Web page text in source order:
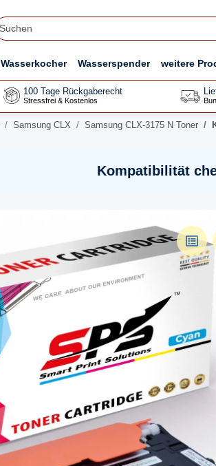
Wasserkocher Wasserspender weitere
100 Tage Rückgaberecht
Stressfrei & Kostenlos
Samsung CLX Samsung CLX-3175 N Toner
Kompatibilität